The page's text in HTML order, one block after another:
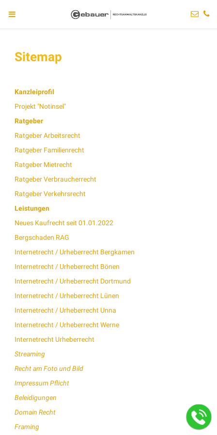
Sitemap
Kanzleiprofil
Projekt "Notinsel"
Ratgeber
Ratgeber Arbeitsrecht
Ratgeber Familienrecht
Ratgeber Mietrecht
Ratgeber Verbraucherrecht
Ratgeber Verkehrsrecht
Leistungen
Neues Kaufrecht seit 01.01.2022
Bergschaden RAG
Internetrecht / Urheberrecht Bergkamen
Internetrecht / Urheberrecht Bönen
Internetrecht / Urheberrecht Dortmund
Internetrecht / Urheberrecht Lünen
Internetrecht / Urheberrecht Unna
Internetrecht / Urheberrecht Werne
Internetrecht Urheberrecht
Streaming
Recht am Foto und Bild
Impressum Pflicht
Beleidigungen
Domain Recht
Framing